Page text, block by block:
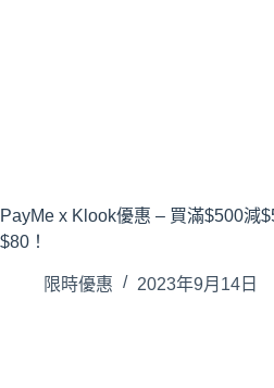
PayMe x Klook優惠 – 買滿$500減
$80！
限時優惠 2023年9月14日